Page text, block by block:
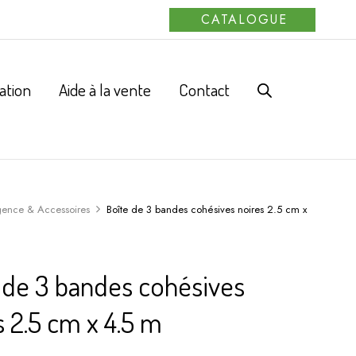
CATALOGUE
Aide à la vente Contact
& Accessoires
Boîte de 3 bandes cohésives noires 2.5 cm x
3 bandes cohésives
2.5 cm x 4.5 m